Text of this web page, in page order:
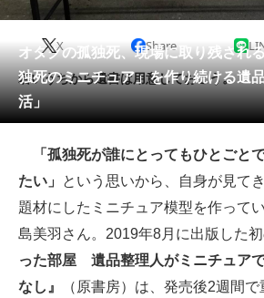
動物 リサーチ
会員記事
メディア
注目記事を集めた総合ページ
ITの今と未来を見通す
スマホと通信の最新トレンド
進化するPCとデバイスの未来
好きが集まる 比べて選べる
オタクの孤独死、現場に取り残さ
独死のミニチュア」を作り続ける遺
活」
X Share
若いうちから遺書は用意しておこう。
「孤独死が誰にとってもひとごと
たい」
という思いから、自身が見て
題材にしたミニチュア模型を作って
島美羽さん。2019年8月に出版した
った部屋 遺品整理人がミニチュア
なし』
（原書房）は、発売後2週間